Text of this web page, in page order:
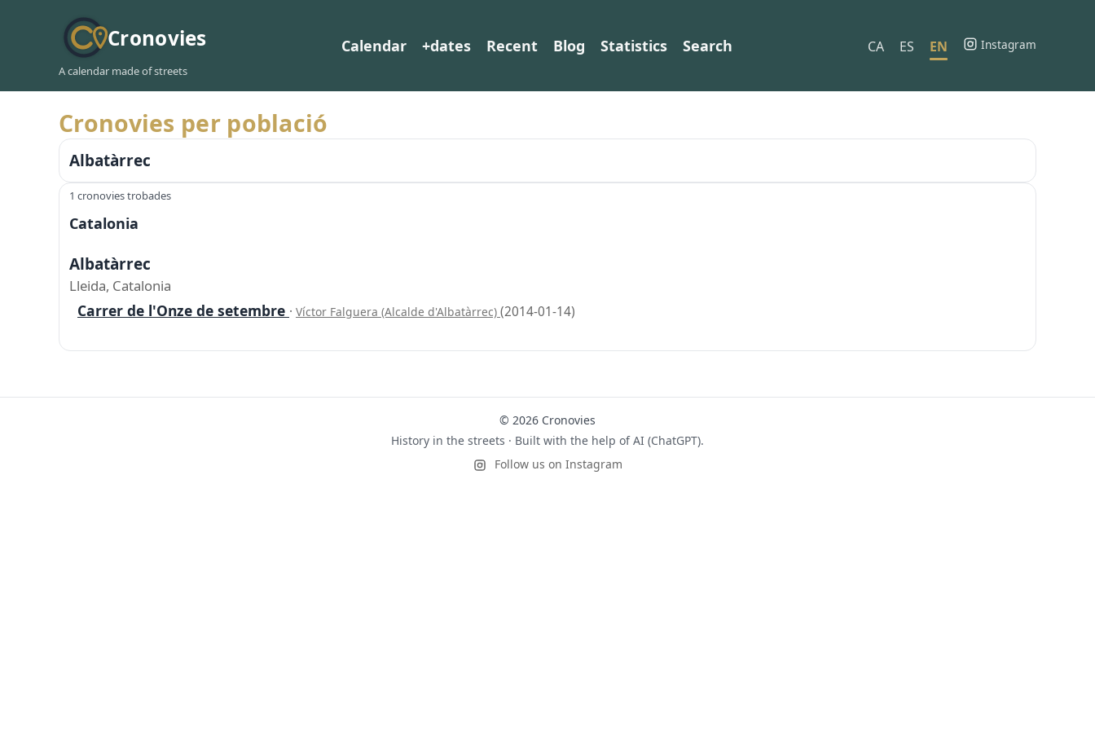
Cronovies
A calendar made of streets
Calendar +dates Recent Blog Statistics Search CA ES EN Instagram
Cronovies per població
Albatàrrec
1 cronovies trobades
Catalonia
Albatàrrec
Lleida, Catalonia
Carrer de l'Onze de setembre · Víctor Falguera (Alcalde d'Albatàrrec) (2014-01-14)
© 2026 Cronovies
History in the streets · Built with the help of AI (ChatGPT).
Follow us on Instagram